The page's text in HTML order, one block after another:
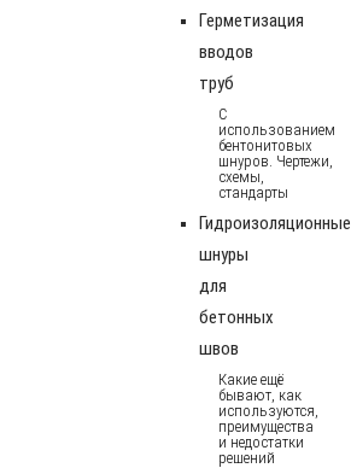
Герметизация
вводов
труб
С
использованием
бентонитовых
шнуров. Чертежи,
схемы,
стандарты
Гидроизоляционные
шнуры
для
бетонных
швов
Какие ещё
бывают, как
используются,
преимущества
и недостатки
решений